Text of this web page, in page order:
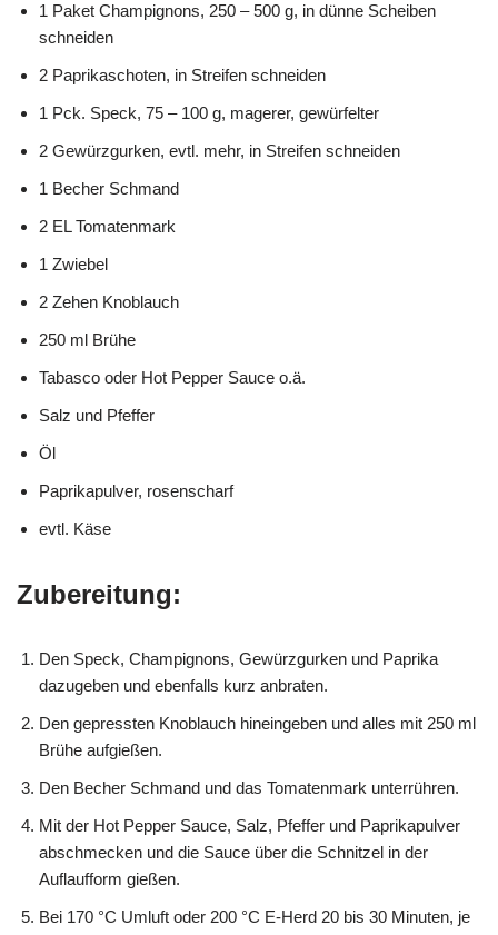
1 Paket Champignons, 250 – 500 g, in dünne Scheiben
schneiden
2 Paprikaschoten, in Streifen schneiden
1 Pck. Speck, 75 – 100 g, magerer, gewürfelter
2 Gewürzgurken, evtl. mehr, in Streifen schneiden
1 Becher Schmand
2 EL Tomatenmark
1 Zwiebel
2 Zehen Knoblauch
250 ml Brühe
Tabasco oder Hot Pepper Sauce o.ä.
Salz und Pfeffer
Öl
Paprikapulver, rosenscharf
evtl. Käse
Zubereitung:
Den Speck, Champignons, Gewürzgurken und Paprika
dazugeben und ebenfalls kurz anbraten.
Den gepressten Knoblauch hineingeben und alles mit 250 ml
Brühe aufgießen.
Den Becher Schmand und das Tomatenmark unterrühren.
Mit der Hot Pepper Sauce, Salz, Pfeffer und Paprikapulver
abschmecken und die Sauce über die Schnitzel in der
Auflaufform gießen.
Bei 170 °C Umluft oder 200 °C E-Herd 20 bis 30 Minuten, je